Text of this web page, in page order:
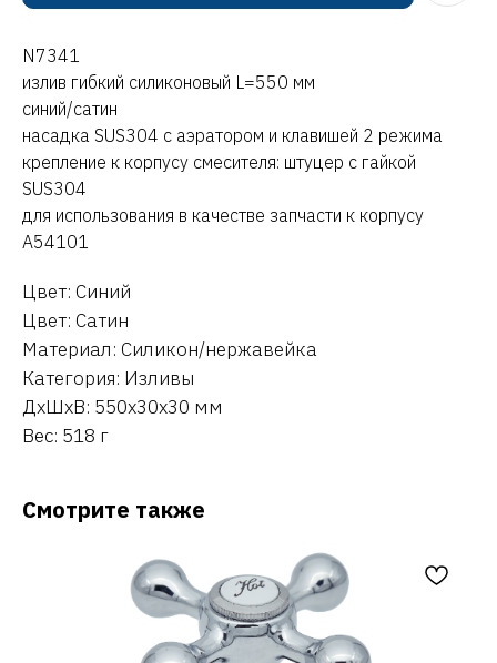
N7341
излив гибкий силиконовый L=550 мм
синий/сатин
насадка SUS304 с аэратором и клавишей 2 режима
крепление к корпусу смесителя: штуцер с гайкой
SUS304
для использования в качестве запчасти к корпусу
A54101
Цвет: Синий
Цвет: Сатин
Материал: Силикон/нержавейка
Категория: Изливы
ДxШxВ: 550x30x30 мм
Вес: 518 г
Смотрите также